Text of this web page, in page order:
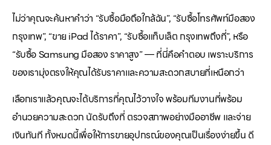
ไม่ว่าคุณจะค้นหาคำว่า “รับซื้อมือถือใกล้ฉัน”, “รับซื้อโทรศัพท์มือสอง
กรุงเทพ”, “ขาย iPad ได้ราคา”, “รับซื้อแท็บเล็ต กรุงเทพถึงที่”, หรือ
“รับซื้อ Samsung มือสอง ราคาสูง” — ที่นี่คือคำตอบ เพราะบริการ
ของเรามุ่งตรงให้คุณได้รับราคาและความสะดวกสบายที่เหนือกว่า
เลือกเราแล้วคุณจะได้บริการที่คุณไว้วางใจ พร้อมทีมงานที่พร้อม
อำนวยความสะดวก นัดรับถึงที่ ตรวจสภาพอย่างมืออาชีพ และจ่าย
เงินทันที ทั้งหมดนี้เพื่อให้การขายอุปกรณ์ของคุณเป็นเรื่องง่ายขึ้น ดี